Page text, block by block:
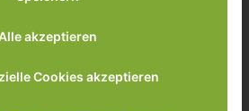
akzeptieren
Cookies akzeptieren